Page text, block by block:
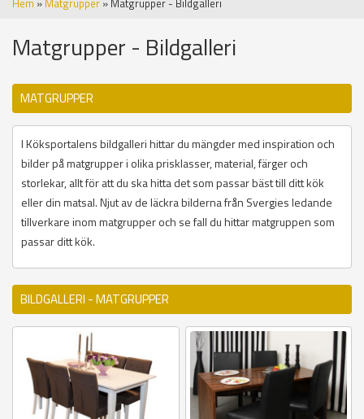
Hem » Matgrupper » Matgrupper - Bildgalleri
Matgrupper - Bildgalleri
MATGRUPPER
I Köksportalens bildgalleri hittar du mängder med inspiration och
bilder på matgrupper i olika prisklasser, material, färger och
storlekar, allt för att du ska hitta det som passar bäst till ditt kök
eller din matsal. Njut av de läckra bilderna från Svergies ledande
tillverkare inom matgrupper och se fall du hittar matgruppen som
passar ditt kök.
BILDGALLERI - MATGRUPPER